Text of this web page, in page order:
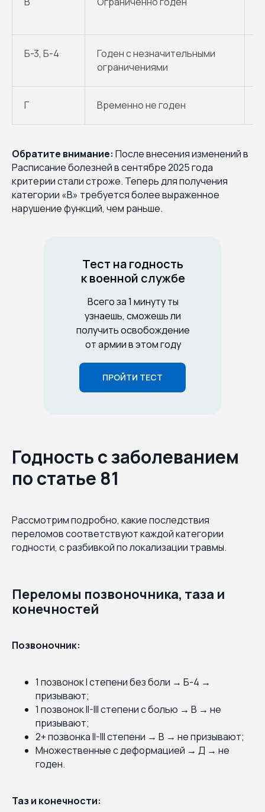
Б-3, Б-4
Годен с незначительными
ограничениями
Г Временно не годен
Обратите внимание: После внесения изменений в
Расписание болезней в сентябре 2025 года
критерии стали строже. Теперь для получения
категории «В» требуется более выраженное
нарушение функций, чем раньше.
ПРОЙТИ ТЕСТ
Тест на годность
к военной службе
Всего за 1 минуту ты
узнаешь, сможешь ли
получить освобождение
от армии в этом году
Годность с заболеванием
по статье 81
Рассмотрим подробно, какие последствия
переломов соответствуют каждой категории
годности, с разбивкой по локализации травмы.
Переломы позвоночника, таза и
конечностей
Позвоночник:
1 позвонок I степени без боли → Б-4 →
призывают;
1 позвонок II-III степени с болью → В → не
призывают;
2+ позвонка II-III степени → В → не призывают;
Множественные с деформацией → Д → не
годен.
Таз и конечности: